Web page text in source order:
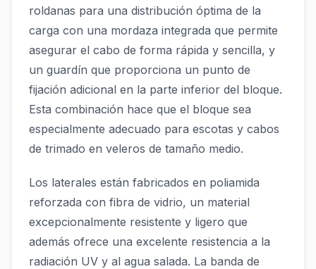
roldanas para una distribución óptima de la
carga con una mordaza integrada que permite
asegurar el cabo de forma rápida y sencilla, y
un guardín que proporciona un punto de
fijación adicional en la parte inferior del bloque.
Esta combinación hace que el bloque sea
especialmente adecuado para escotas y cabos
de trimado en veleros de tamaño medio.
Los laterales están fabricados en poliamida
reforzada con fibra de vidrio, un material
excepcionalmente resistente y ligero que
además ofrece una excelente resistencia a la
radiación UV y al agua salada. La banda de